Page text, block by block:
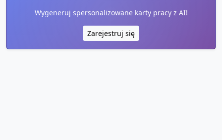
Wygeneruj spersonalizowane karty pracy z AI!
Zarejestruj się